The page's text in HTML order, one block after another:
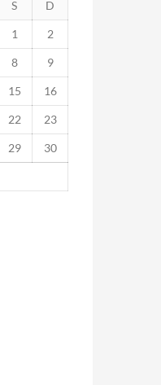
S D
1 2
8 9
15 16
22 23
29 30